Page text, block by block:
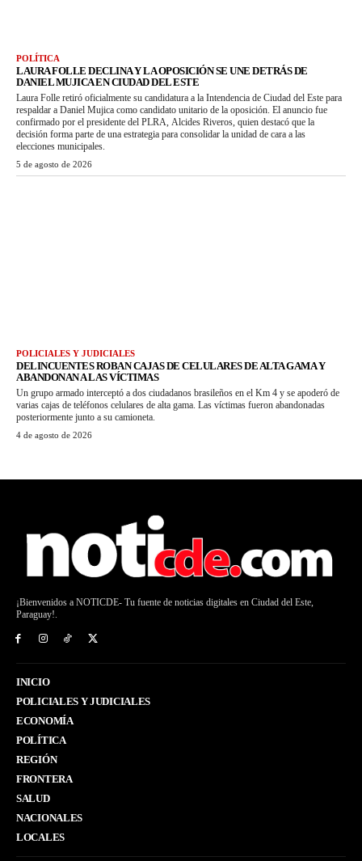
POLÍTICA
LAURA FOLLE DECLINA Y LA OPOSICIÓN SE UNE DETRÁS DE
DANIEL MUJICA EN CIUDAD DEL ESTE
Laura Folle retiró oficialmente su candidatura a la Intendencia de Ciudad del Este para
respaldar a Daniel Mujica como candidato unitario de la oposición. El anuncio fue
confirmado por el presidente del PLRA, Alcides Riveros, quien destacó que la
decisión forma parte de una estrategia para consolidar la unidad de cara a las
elecciones municipales.
5 de agosto de 2026
POLICIALES Y JUDICIALES
DELINCUENTES ROBAN CAJAS DE CELULARES DE ALTA GAMA Y
ABANDONAN A LAS VÍCTIMAS
Un grupo armado interceptó a dos ciudadanos brasileños en el Km 4 y se apoderó de
varias cajas de teléfonos celulares de alta gama. Las víctimas fueron abandonadas
posteriormente junto a su camioneta.
4 de agosto de 2026
¡Bienvenidos a NOTICDE- Tu fuente de noticias digitales en Ciudad del Este,
Paraguay!.
INICIO
POLICIALES Y JUDICIALES
ECONOMÍA
POLÍTICA
REGIÓN
FRONTERA
SALUD
NACIONALES
LOCALES